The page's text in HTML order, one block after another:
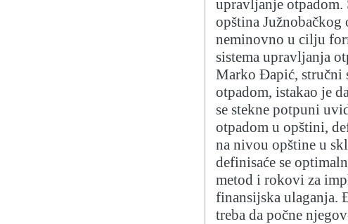
upravljanje
opština
neminovno u cilju
sistema upravljanja
Marko Đapić, stručni
otpadom, istakao je
se stekne potpuni
otpadom u opštini,
na nivou opštine u
definisaće se
metod i rokovi za
finansijska ulaganja.
treba da počne